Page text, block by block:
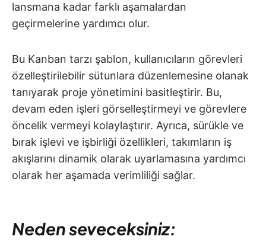
lansmana kadar farklı aşamalardan
geçirmelerine yardımcı olur.
Bu Kanban tarzı şablon, kullanıcıların görevleri
özelleştirilebilir sütunlara düzenlemesine olanak
tanıyarak proje yönetimini basitleştirir. Bu,
devam eden işleri görselleştirmeyi ve görevlere
öncelik vermeyi kolaylaştırır. Ayrıca, sürükle ve
bırak işlevi ve işbirliği özellikleri, takımların iş
akışlarını dinamik olarak uyarlamasına yardımcı
olarak her aşamada verimliliği sağlar.
Neden seveceksiniz: